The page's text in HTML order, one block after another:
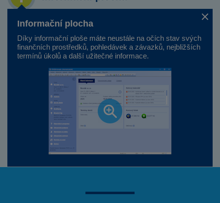
Informační plocha
Díky informační ploše máte neustále na očích stav svých
finančních prostředků, pohledávek a závazků, nejbližších
termínů úkolů a další užitečné informace.
Sklady
Obchodní činnosti
Prozkoumat více funkcí